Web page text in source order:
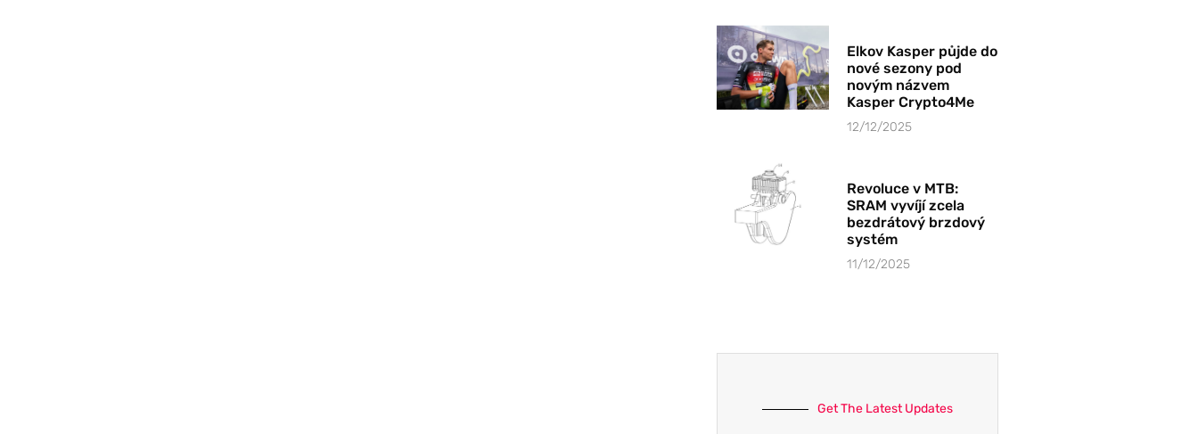
Elkov Kasper půjde do
nové sezony pod
novým názvem
Kasper Crypto4Me
12/12/2025
Revoluce v MTB:
SRAM vyvíjí zcela
bezdrátový brzdový
systém
11/12/2025
Get The Latest Updates